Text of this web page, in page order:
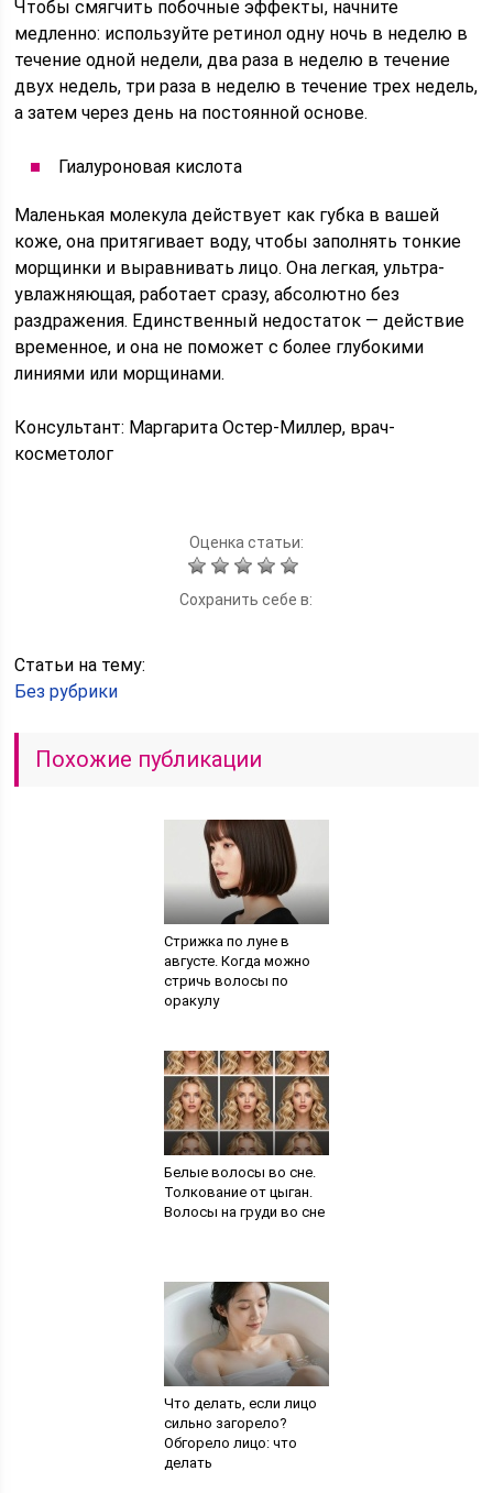
Чтобы смягчить побочные эффекты, начните
медленно: используйте ретинол одну ночь в неделю в
течение одной недели, два раза в неделю в течение
двух недель, три раза в неделю в течение трех недель,
а затем через день на постоянной основе.
Гиалуроновая кислота
Маленькая молекула действует как губка в вашей
коже, она притягивает воду, чтобы заполнять тонкие
морщинки и выравнивать лицо. Она легкая, ультра-
увлажняющая, работает сразу, абсолютно без
раздражения. Единственный недостаток — действие
временное, и она не поможет с более глубокими
линиями или морщинами.
Консультант: Маргарита Остер-Миллер, врач-
косметолог
Оценка статьи:
Сохранить себе в:
Статьи на тему:
Без рубрики
Похожие публикации
Стрижка по луне в
августе. Когда можно
стричь волосы по
оракулу
Белые волосы во сне.
Толкование от цыган.
Волосы на груди во сне
Что делать, если лицо
сильно загорело?
Обгорело лицо: что
делать